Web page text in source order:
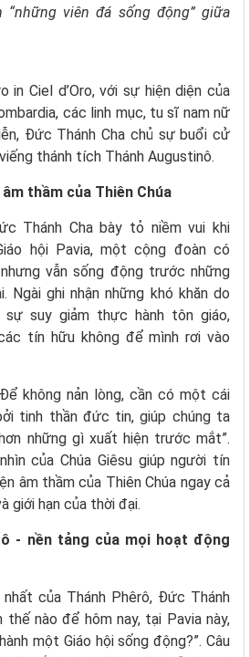
“những viên đá sống động” giữa
in Ciel d’Oro, với sự hiện diện của
các linh mục, tu sĩ nam nữ
Đức Thánh Cha chủ sự buổi cử
thánh tích Thánh Augustinô.
thầm của Thiên Chúa
Thánh Cha bày tỏ niềm vui khi
hội Pavia, một cộng đoàn có
vẫn sống động trước những
Ngài ghi nhận những khó khăn do
suy giảm thực hành tôn giáo,
tín hữu không để mình rơi vào
không nản lòng, cần có một cái
tinh thần đức tin, giúp chúng ta
những gì xuất hiện trước mắt”.
của Chúa Giêsu giúp người tín
âm thầm của Thiên Chúa ngay cả
giới hạn của thời đại.
- nền tảng của mọi hoạt động
của Thánh Phêrô, Đức Thánh
thế nào để hôm nay, tại Pavia này,
một Giáo hội sống động?”. Câu